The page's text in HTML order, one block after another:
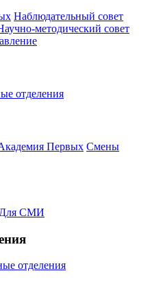
Наблюдательный совет
методический совет
отделения
Первых Смены
Для СМИ
отделения